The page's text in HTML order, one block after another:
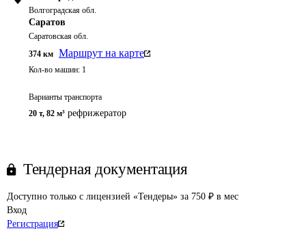
Волгоградская обл.
Саратов
Саратовская обл.
374 км Маршрут на карте
Кол-во машин: 1
Варианты транспорта
20 т, 82 м³ рефрижератор
Тендерная документация
Доступно только с лицензией «Тендеры» за 750 ₽ в мес
Вход
Регистрация